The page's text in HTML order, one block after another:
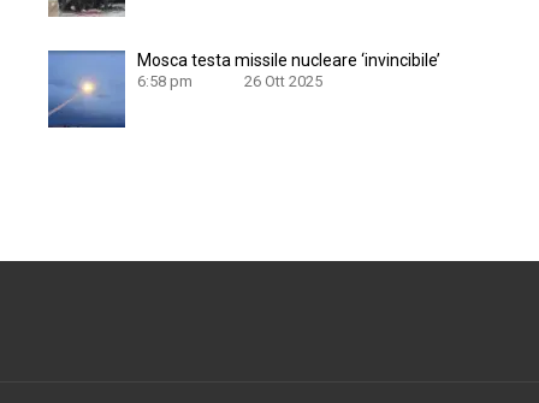
Mosca testa missile nucleare ‘invincibile’
6:58 pm 26 Ott 2025